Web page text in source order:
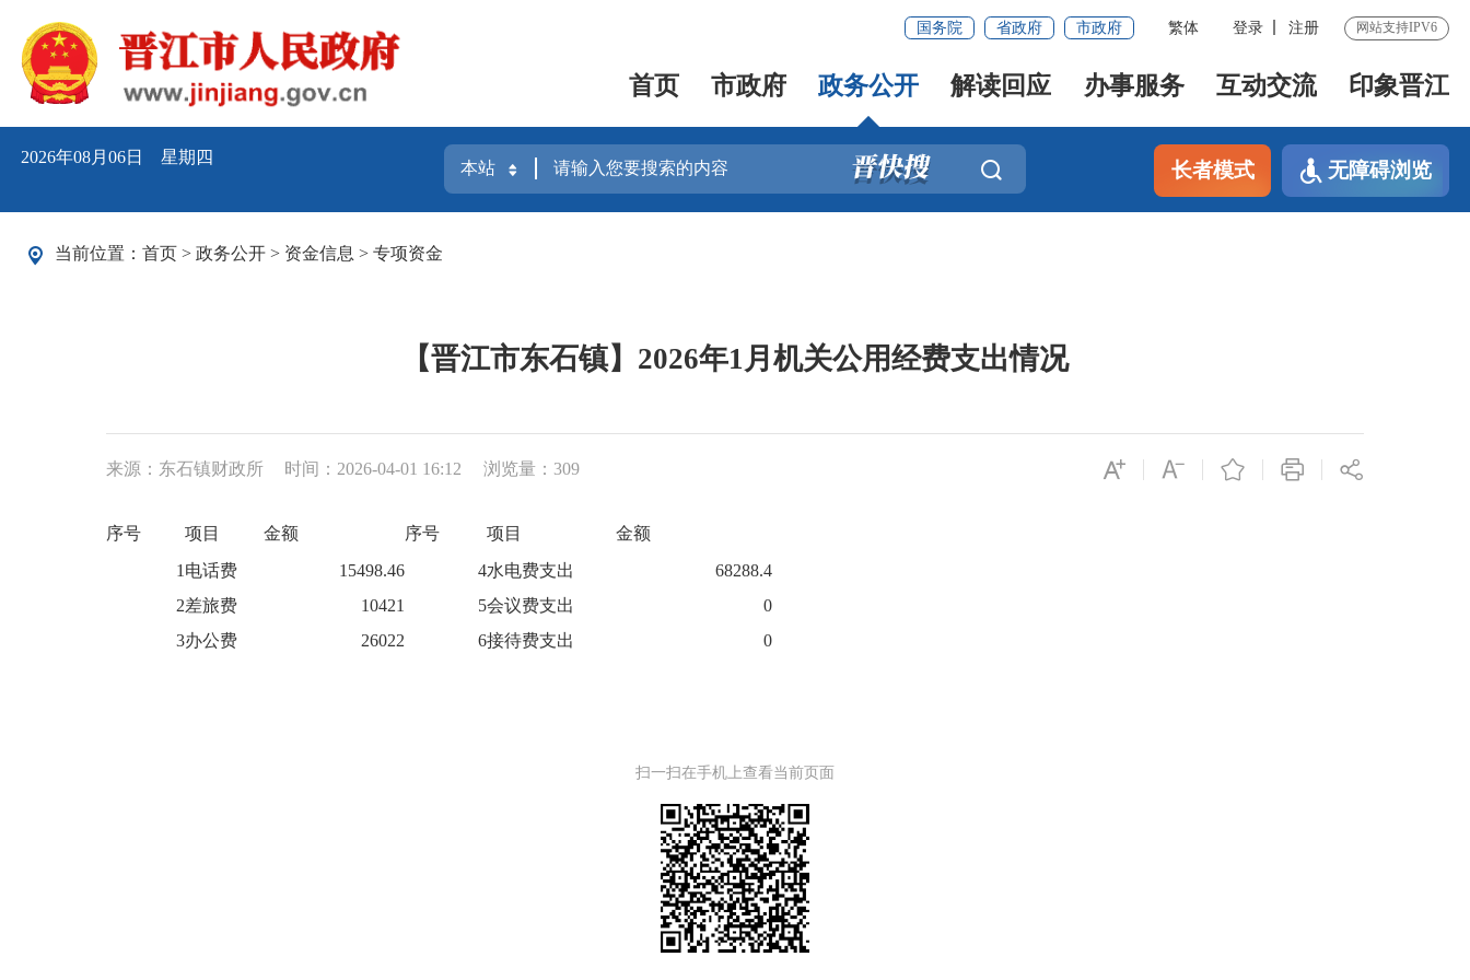
国务院 省政府 市政府 繁体 登录 注册 网站支持IPV6
首页 市政府 政务公开 解读回应 办事服务 互动交流 印象晋江
2026年08月06日 星期四
长者模式 无障碍浏览
当前位置： 首页 > 政务公开 > 资金信息 > 专项资金
【晋江市东石镇】2026年1月机关公用经费支出情况
来源：东石镇财政所 时间：2026-04-01 16:12 浏览量： 309
序号 项目 金额 序号 项目
金额
1电话费 15498.46 4水电费支出
68288.4
2差旅费 10421 5会议费支出
0
3办公费 26022 6接待费支出 0
扫一扫在手机上查看当前页面